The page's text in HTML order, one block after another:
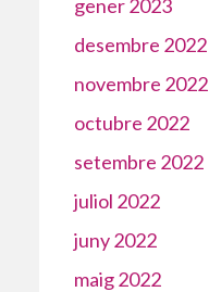
gener 2023
desembre 2022
novembre 2022
octubre 2022
setembre 2022
juliol 2022
juny 2022
maig 2022